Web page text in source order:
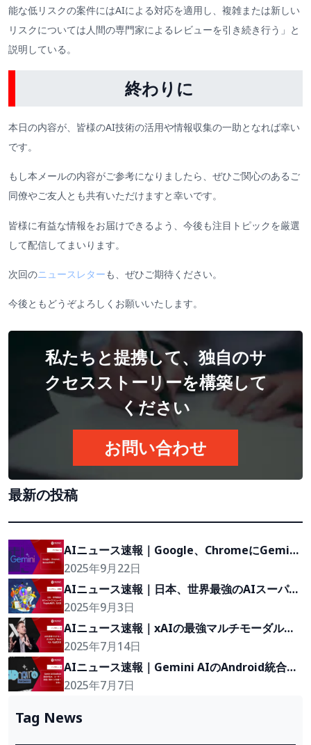
能な低リスクの案件にはAIによる対応を適用し、複雑または新しい
リスクについては人間の専門家によるレビューを引き続き行う」と
説明している。
終わりに
本日の内容が、皆様のAI技術の活用や情報収集の一助となれば幸い
です。
もし本メールの内容がご参考になりましたら、ぜひご関心のあるご
同僚やご友人とも共有いただけますと幸いです。
皆様に有益な情報をお届けできるよう、今後も注目トピックを厳選
して配信してまいります。
次回のニュースレターも、ぜひご期待ください。
今後ともどうぞよろしくお願いいたします。
私たちと提携して、独自のサ
クセスストーリーを構築して
ください
お問い合わせ
最新の投稿
AIニュース速報｜Google、ChromeにGemini
を統合
2025年9月22日
AIニュース速報｜日本、世界最強のAIスーパー
コンピュータ「FugakuNEXT」を発表
2025年9月3日
AIニュース速報｜xAIの最強マルチモーダルモ
デル「Grok 4.0」を正式発表
2025年7月14日
AIニュース速報｜Gemini AIのAndroid統合が
拡大、ユーザー設定に関わらず自動で有効に
2025年7月7日
Tag News